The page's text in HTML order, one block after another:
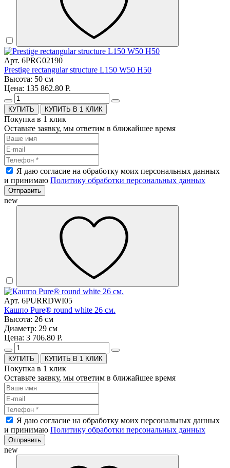
Арт. 6PRG02190
Prestige rectangular structure L150 W50 H50
Высота: 50 см
Цена: 135 862.80 Р.
КУПИТЬ В 1 КЛИК
Покупка в 1 клик
Оставьте заявку, мы ответим в ближайшее время
Я даю согласие на обработку моих персональных данных
и принимаю Политику обработки персональных данных
Отправить
new
Арт. 6PURRDWI05
Кашпо Pure® round white 26 см.
Высота: 26 см
Диаметр: 29 см
Цена: 3 706.80 Р.
КУПИТЬ В 1 КЛИК
Покупка в 1 клик
Оставьте заявку, мы ответим в ближайшее время
Я даю согласие на обработку моих персональных данных
и принимаю Политику обработки персональных данных
Отправить
new